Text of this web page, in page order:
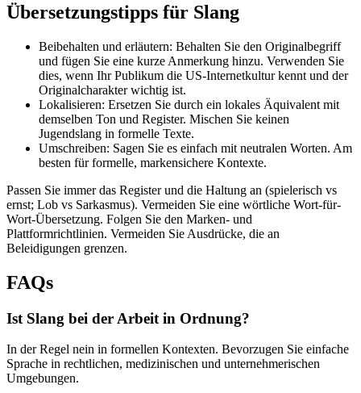
Übersetzungstipps für Slang
Beibehalten und erläutern: Behalten Sie den Originalbegriff
und fügen Sie eine kurze Anmerkung hinzu. Verwenden Sie
dies, wenn Ihr Publikum die US-Internetkultur kennt und der
Originalcharakter wichtig ist.
Lokalisieren: Ersetzen Sie durch ein lokales Äquivalent mit
demselben Ton und Register. Mischen Sie keinen
Jugendslang in formelle Texte.
Umschreiben: Sagen Sie es einfach mit neutralen Worten. Am
besten für formelle, markensichere Kontexte.
Passen Sie immer das Register und die Haltung an (spielerisch vs
ernst; Lob vs Sarkasmus). Vermeiden Sie eine wörtliche Wort-für-
Wort-Übersetzung. Folgen Sie den Marken- und
Plattformrichtlinien. Vermeiden Sie Ausdrücke, die an
Beleidigungen grenzen.
FAQs
Ist Slang bei der Arbeit in Ordnung?
In der Regel nein in formellen Kontexten. Bevorzugen Sie einfache
Sprache in rechtlichen, medizinischen und unternehmerischen
Umgebungen.